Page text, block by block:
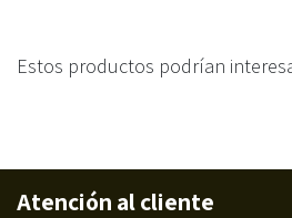
Estos productos podrían
Atención al cliente